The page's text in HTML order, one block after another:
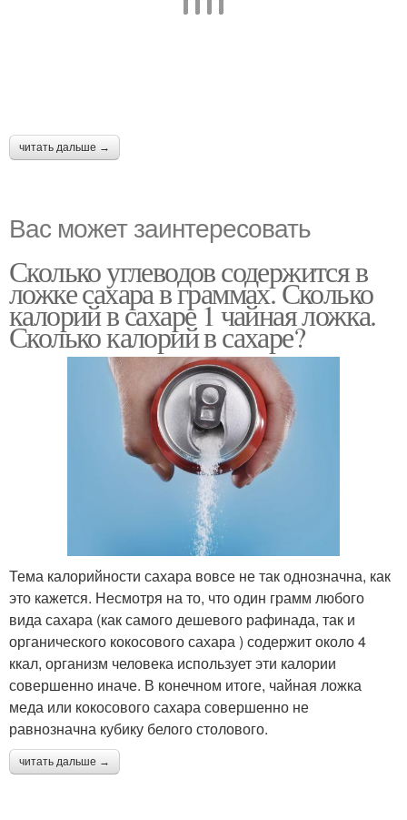
читать дальше →
Вас может заинтересовать
Сколько углеводов содержится в
ложке сахара в граммах. Сколько
калорий в сахаре 1 чайная ложка.
Сколько калорий в сахаре?
Тема калорийности сахара вовсе не так однозначна, как
это кажется. Несмотря на то, что один грамм любого
вида сахара (как самого дешевого рафинада, так и
органического кокосового сахара ) содержит около 4
ккал, организм человека использует эти калории
совершенно иначе. В конечном итоге, чайная ложка
меда или кокосового сахара совершенно не
равнозначна кубику белого столового.
читать дальше →